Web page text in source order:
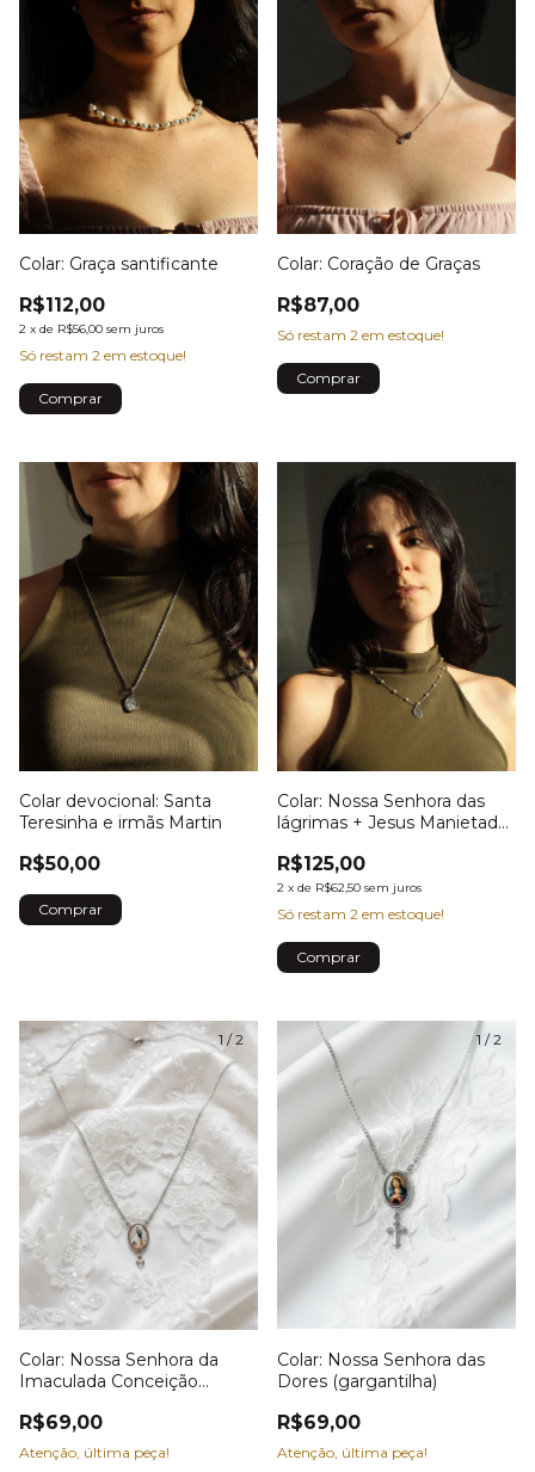
Colar: Graça santificante
R$112,00
2 x de R$56,00 sem juros
Só restam 2 em estoque!
Colar: Coração de Graças
R$87,00
Só restam 2 em estoque!
1/5
Colar devocional: Santa
Teresinha e irmãs Martin
R$50,00
Colar: Nossa Senhora das
lágrimas + Jesus Manietado
R$125,00
2 x de R$62,50 sem juros
Só restam 2 em estoque!
1 /2
Colar: Nossa Senhora da
Imaculada Conceição
R$69,00
Atenção, última peça!
1 /2
Colar: Nossa Senhora das
Dores (gargantilha)
R$69,00
Atenção, última peça!